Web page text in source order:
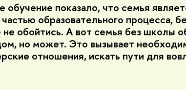
обучение показало, что семья
образовательного процесса,
обойтись. А вот семья без школы
но может. Это вызывает
отношения, искать пути для